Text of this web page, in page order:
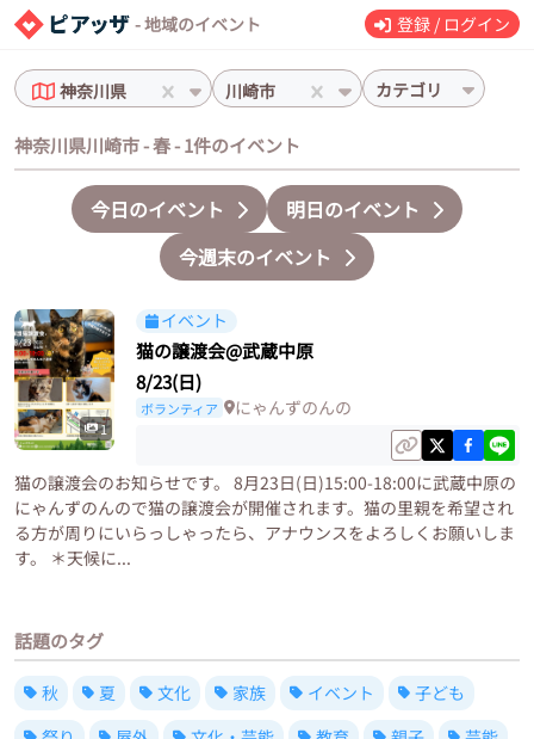
- 地域のイベント 登録 / ログイン
神奈川県 川崎市 カテゴリ
神奈川県川崎市 - 春 - 1件のイベント
今日のイベント
明日のイベント
今週末のイベント
1
イベント
猫の譲渡会@武蔵中原
8/23(日)
ボランティア にゃんずのんの
猫の譲渡会のお知らせです。 8月23日(日)15:00-18:00に武蔵中原の
にゃんずのんので猫の譲渡会が開催されます。猫の里親を希望され
る方が周りにいらっしゃったら、アナウンスをよろしくお願いしま
す。 ＊天候に...
話題のタグ
秋 夏 文化 家族 イベント
子ども